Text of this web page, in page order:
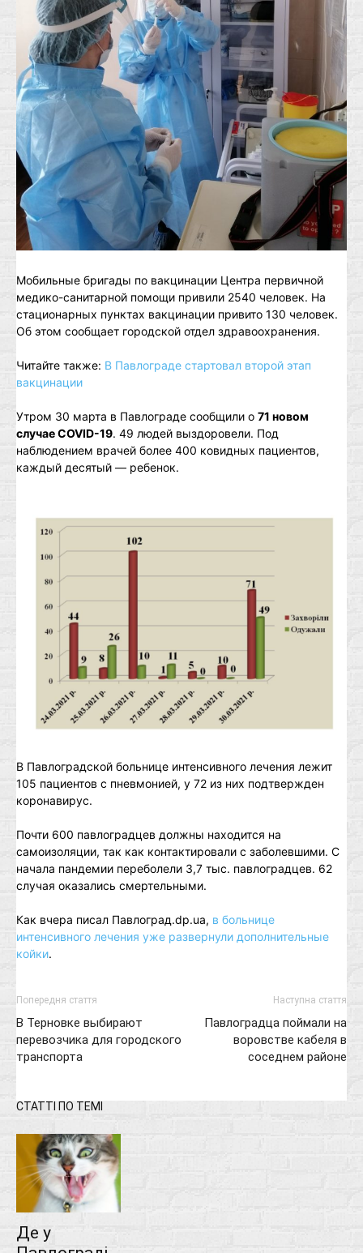
Мобильные бригады по вакцинации Центра первичной
медико-санитарной помощи привили 2540 человек. На
стационарных пунктах вакцинации привито 130 человек.
Об этом сообщает городской отдел здравоохранения.
Читайте также: В Павлограде стартовал второй этап
вакцинации
Утром 30 марта в Павлограде сообщили о 71 новом
случае COVID-19. 49 людей выздоровели. Под
наблюдением врачей более 400 ковидных пациентов,
каждый десятый — ребенок.
В Павлоградской больнице интенсивного лечения лежит
105 пациентов с пневмонией, у 72 из них подтвержден
коронавирус.
Почти 600 павлоградцев должны находится на
самоизоляции, так как контактировали с заболевшими. С
начала пандемии переболели 3,7 тыс. павлоградцев. 62
случая оказались смертельными.
Как вчера писал Павлоград.dp.ua, в больнице
интенсивного лечения уже развернули дополнительные
койки.
Попередня стаття
В Терновке выбирают
перевозчика для городского
транспорта
Наступна стаття
Павлоградца поймали на
воровстве кабеля в
соседнем районе
СТАТТІ ПО ТЕМІ
Де у